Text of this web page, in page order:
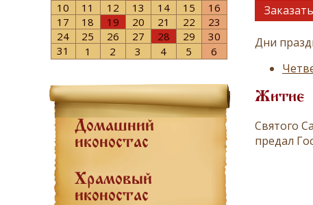
10
11 12 13 14 15
16
17
18 19 20 21 22
23
24
25 26 27 28 29
30
31
1 2 3 4 5 6
Домашний
иконостас
Храмовый
иконостас
Дни
Житие
Святого
предал